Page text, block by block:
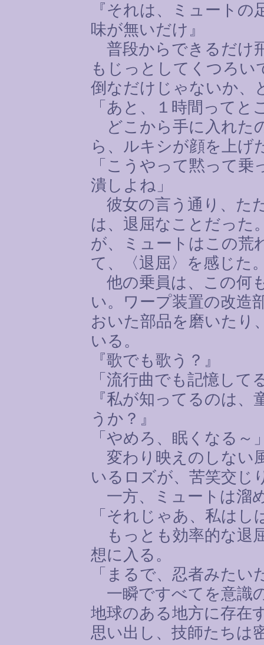
『それは、ミュート
味が無いだけ』
普段からできるだけ
もじっとしてくつろい
倒なだけじゃないか、
「あと、１時間ってと
どこから手に入れた
ら、ルキシが顔を上げ
「こうやって黙って
潰しよね」
彼女の言う通り、た
は、退屈なことだった
が、ミュートはこの荒
て、〈退屈〉を感じた
他の乗員は、この何
い。ワープ装置の改造
おいた部品を磨いたり
いる。
『歌でも歌う？』
「流行曲でも記憶して
『私が知ってるのは
うか？』
「やめろ、眠くなる～
変わり映えのしない
いるロズが、苦笑交じ
一方、ミュートは溜
「それじゃあ、私は
もっとも効率的な退
想に入る。
「まるで、忍者みたい
一瞬ですべてを意識
地球のある地方に存在
思い出し、技師たちは